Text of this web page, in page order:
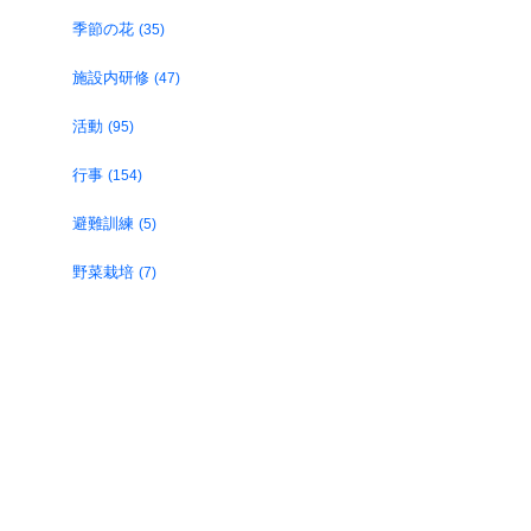
季節の花 (35)
施設内研修 (47)
活動 (95)
行事 (154)
避難訓練 (5)
野菜栽培 (7)